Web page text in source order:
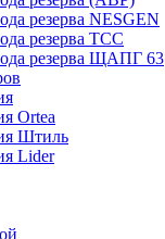
резерва NESGEN
резерва ТСС
резерва ЩАПГ 63
Ortea
Штиль
Lider